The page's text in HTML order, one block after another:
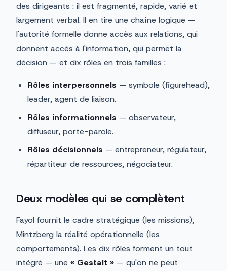
des dirigeants : il est fragmenté, rapide, varié et
largement verbal. Il en tire une chaîne logique —
l'autorité formelle donne accès aux relations, qui
donnent accès à l'information, qui permet la
décision — et dix rôles en trois familles :
Rôles interpersonnels — symbole (figurehead),
leader, agent de liaison.
Rôles informationnels — observateur,
diffuseur, porte-parole.
Rôles décisionnels — entrepreneur, régulateur,
répartiteur de ressources, négociateur.
Deux modèles qui se complètent
Fayol fournit le cadre stratégique (les missions),
Mintzberg la réalité opérationnelle (les
comportements). Les dix rôles forment un tout
intégré — une « Gestalt » — qu'on ne peut